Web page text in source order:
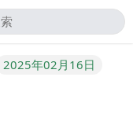
2025年02月16日